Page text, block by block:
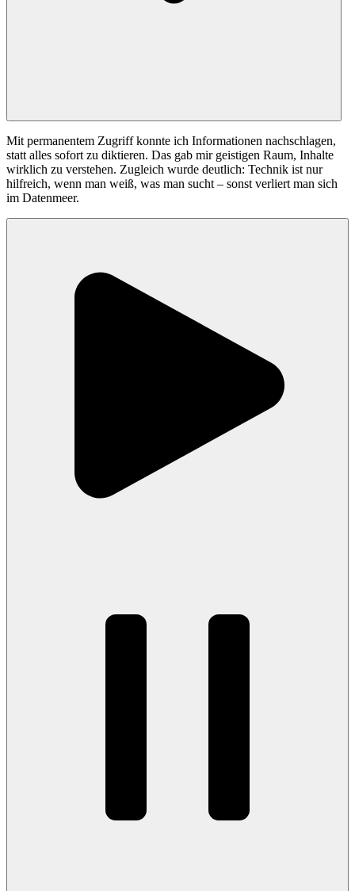
Mit permanentem Zugriff konnte ich Informationen nachschlagen,
statt alles sofort zu diktieren. Das gab mir geistigen Raum, Inhalte
wirklich zu verstehen. Zugleich wurde deutlich: Technik ist nur
hilfreich, wenn man weiß, was man sucht – sonst verliert man sich
im Datenmeer.